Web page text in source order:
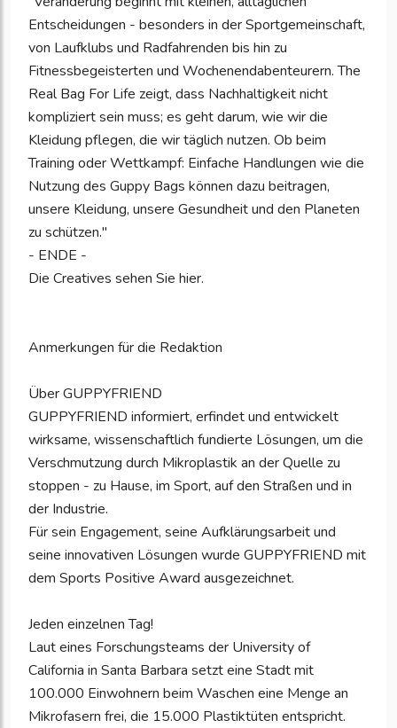
Entscheidungen - besonders in der Sportgemeinschaft,
von Laufklubs und Radfahrenden bis hin zu
Fitnessbegeisterten und Wochenendabenteurern. The
Real Bag For Life zeigt, dass Nachhaltigkeit nicht
kompliziert sein muss; es geht darum, wie wir die
Kleidung pflegen, die wir täglich nutzen. Ob beim
Training oder Wettkampf: Einfache Handlungen wie die
Nutzung des Guppy Bags können dazu beitragen,
unsere Kleidung, unsere Gesundheit und den Planeten
zu schützen."
- ENDE -
Die Creatives sehen Sie hier.
Anmerkungen für die Redaktion
Über GUPPYFRIEND
GUPPYFRIEND informiert, erfindet und entwickelt
wirksame, wissenschaftlich fundierte Lösungen, um die
Verschmutzung durch Mikroplastik an der Quelle zu
stoppen - zu Hause, im Sport, auf den Straßen und in
der Industrie.
Für sein Engagement, seine Aufklärungsarbeit und
seine innovativen Lösungen wurde GUPPYFRIEND mit
dem Sports Positive Award ausgezeichnet.
Jeden einzelnen Tag!
Laut eines Forschungsteams der University of
California in Santa Barbara setzt eine Stadt mit
100.000 Einwohnern beim Waschen eine Menge an
Mikrofasern frei, die 15.000 Plastiktüten entspricht.